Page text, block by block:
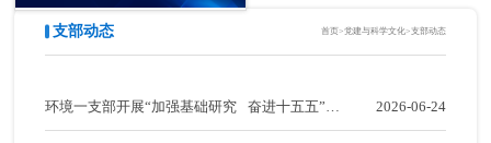
支部动态 首页>党建与科学文化>支部动态
环境一支部开展“加强基础研究 奋进十五五”系 2026-06-24